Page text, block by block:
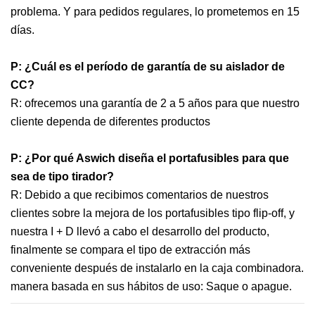
problema. Y para pedidos regulares, lo prometemos en 15
días.
P: ¿Cuál es el período de garantía de su aislador de
CC?
R: ofrecemos una garantía de 2 a 5 años para que nuestro
cliente dependa de diferentes productos
P: ¿Por qué Aswich diseña el portafusibles para que
sea de tipo tirador?
R: Debido a que recibimos comentarios de nuestros
clientes sobre la mejora de los portafusibles tipo flip-off, y
nuestra I + D llevó a cabo el desarrollo del producto,
finalmente se compara el tipo de extracción más
conveniente después de instalarlo en la caja combinadora.
manera basada en sus hábitos de uso: Saque o apague.